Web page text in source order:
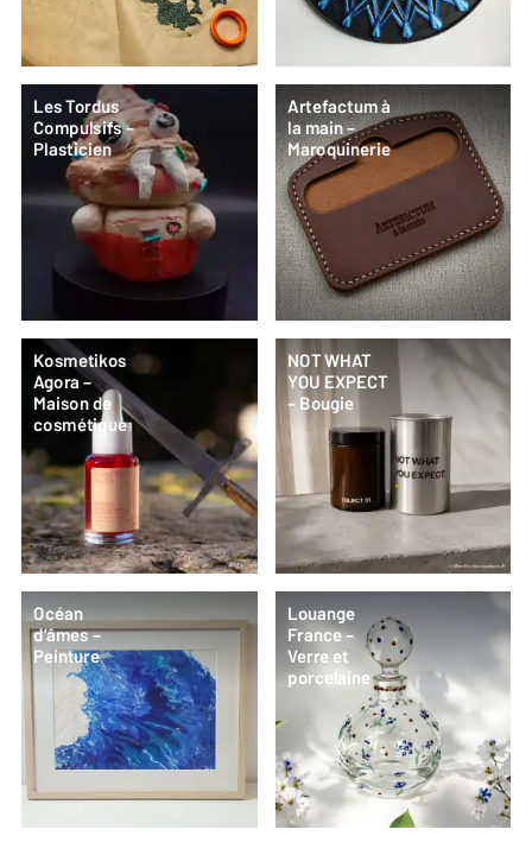
Les Tordus
Compulsifs –
Plasticien
Artefactum à
la main –
Maroquinerie
Kosmetikos
Agora –
Maison de
cosmétique
NOT WHAT
YOU EXPECT
– Bougie
Océan
d’âmes –
Peinture
Louange
France –
Verre et
porcelaine